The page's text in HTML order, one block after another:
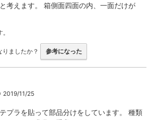
考えます。 箱側面四面の内、一面だけが
りましたか？ 参考になった
2019/11/25
プラを貼って部品分けをしています。 種類